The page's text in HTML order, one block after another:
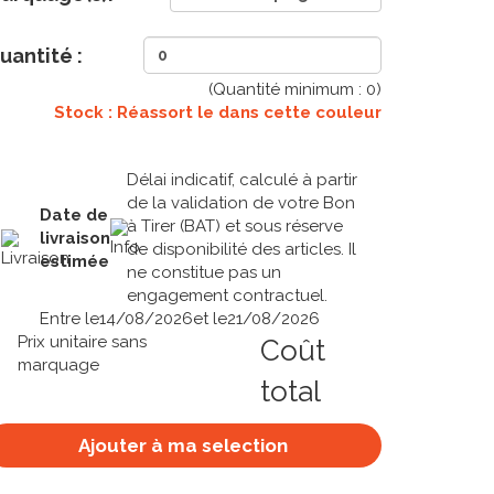
:
(Quantité minimum : 0)
Stock : Réassort le dans cette couleur
Date de
livraison
estimée
Délai indicatif, calculé à partir
de la validation de votre Bon
à Tirer (BAT) et sous réserve
de disponibilité des articles. Il
ne constitue pas un
engagement contractuel.
Entre le14/08/2026et le21/08/2026
Prix unitaire sans
marquage
Coût
total
Ajouter à ma selection